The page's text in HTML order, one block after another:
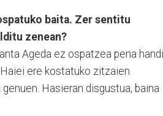
baita. Zer sentitu
zenean?
Ageda ez ospatzea pena
ere kostatuko zitzaien
Hasieran disgustua, baina